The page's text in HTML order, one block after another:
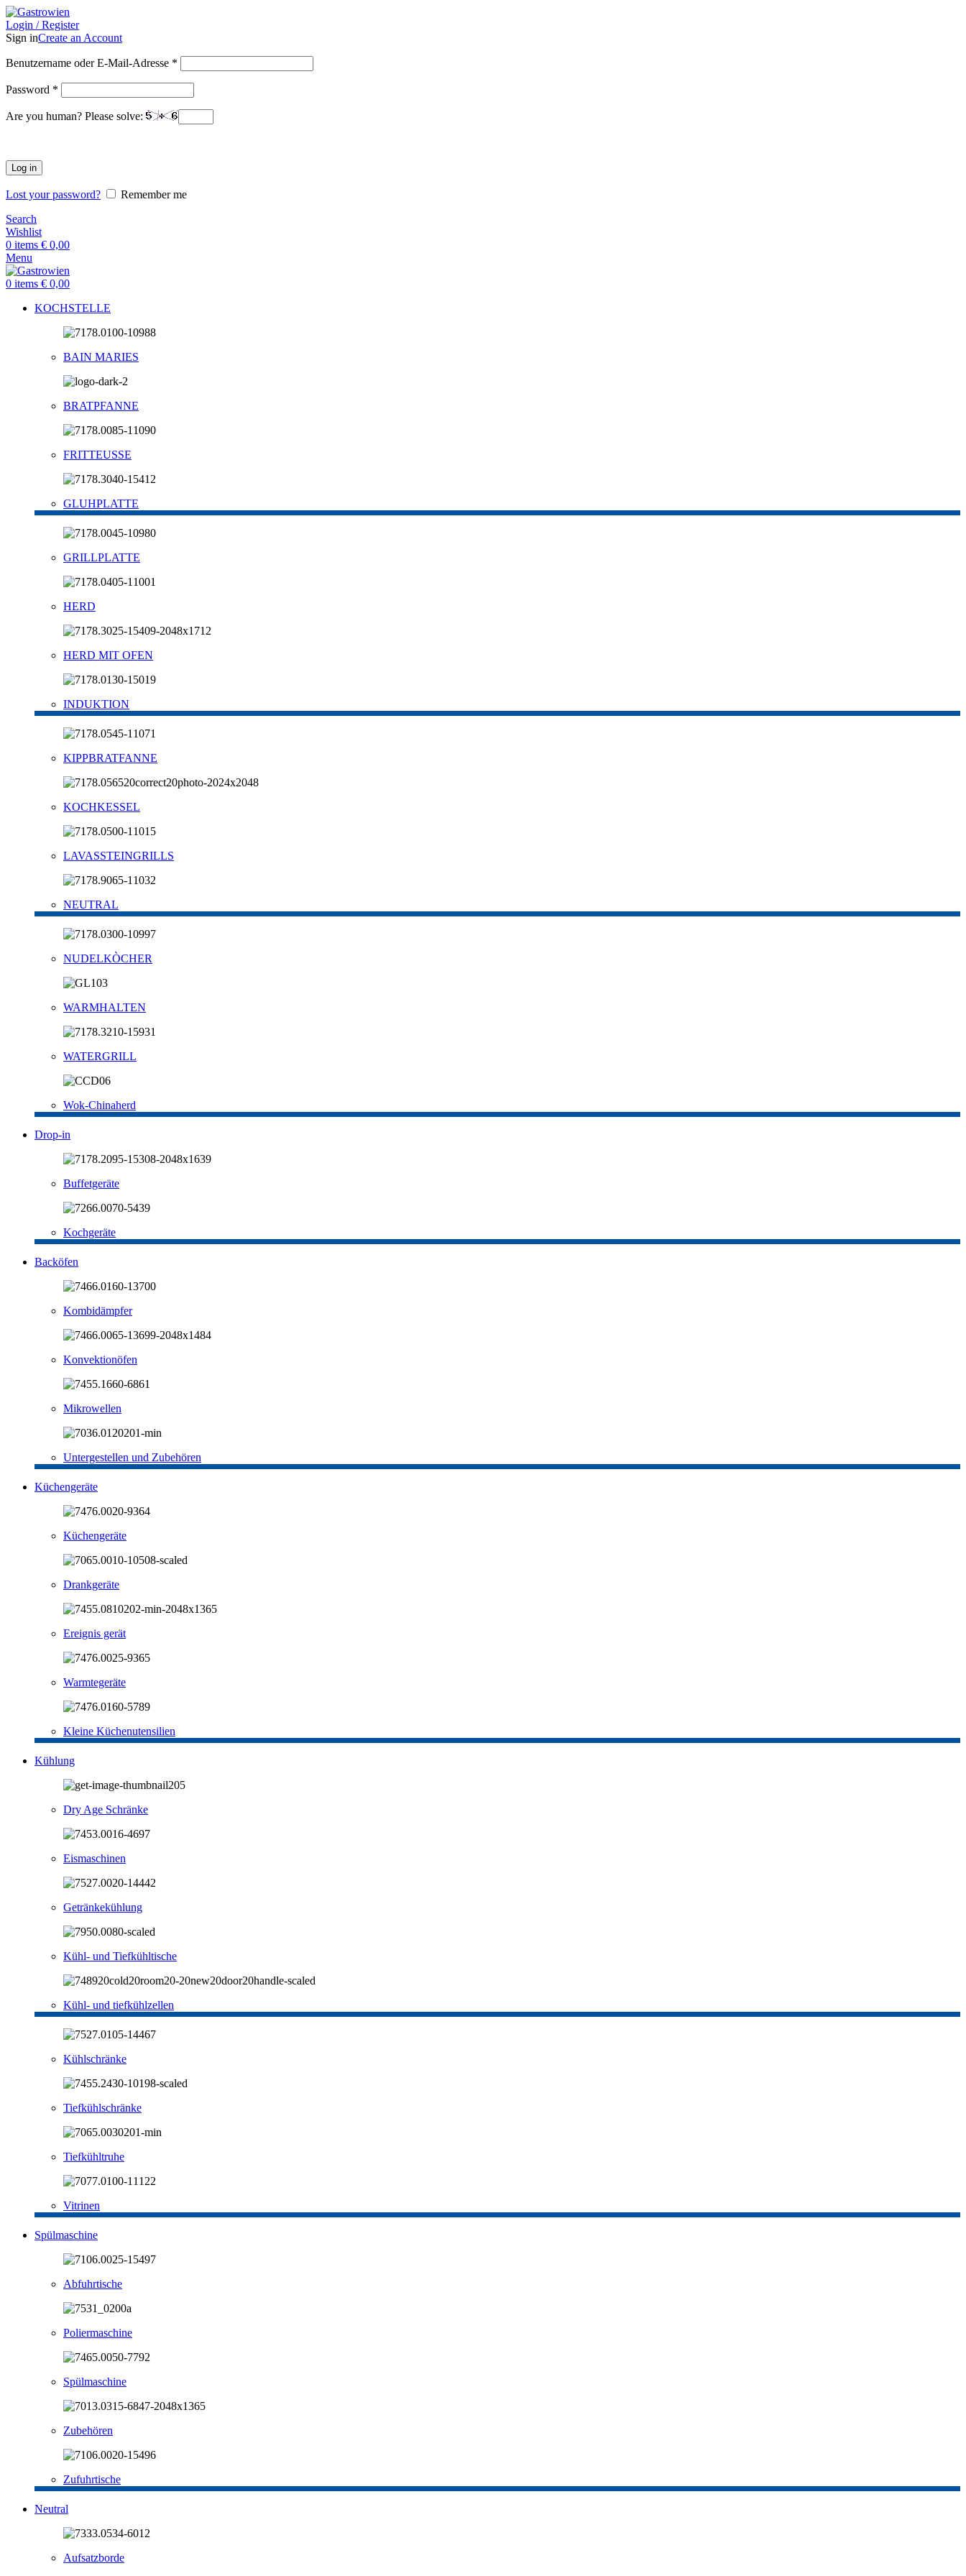
Login / Register
Sign inCreate an Account
Benutzername oder E-Mail-Adresse *
Password *
Are you human? Please solve:
Log in
Lost your password?
Remember me
Search
Wishlist
0 items € 0,00
Menu
0 items € 0,00
KOCHSTELLE
BAIN MARIES
BRATPFANNE
FRITTEUSSE
GLUHPLATTE
GRILLPLATTE
HERD
HERD MIT OFEN
INDUKTION
KIPPBRATFANNE
KOCHKESSEL
LAVASSTEINGRILLS
NEUTRAL
NUDELKÒCHER
WARMHALTEN
WATERGRILL
Wok-Chinaherd
Drop-in
Buffetgeräte
Kochgeräte
Backöfen
Kombidämpfer
Konvektionöfen
Mikrowellen
Untergestellen und Zubehören
Küchengeräte
Küchengeräte
Drankgeräte
Ereignis gerät
Warmtegeräte
Kleine Küchenutensilien
Kühlung
Dry Age Schränke
Eismaschinen
Getränkekühlung
Kühl- und Tiefkühltische
Kühl- und tiefkühlzellen
Kühlschränke
Tiefkühlschränke
Tiefkühltruhe
Vitrinen
Spülmaschine
Abfuhrtische
Poliermaschine
Spülmaschine
Zubehören
Zufuhrtische
Neutral
Aufsatzborde